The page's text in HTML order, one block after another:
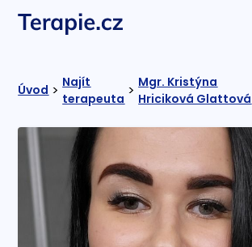
Úvod > Najít
terapeuta > Mgr. Kristýna
Hriciková Glattová